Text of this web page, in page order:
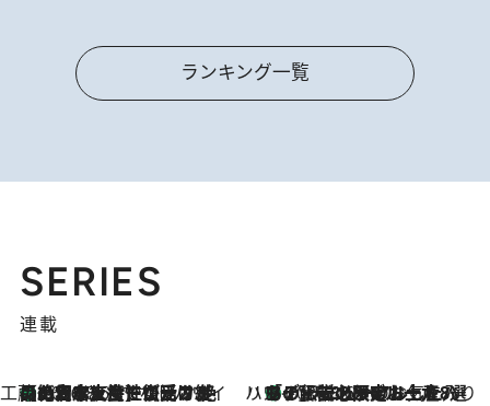
ランキング一覧
SERIES
連載
工藤まやのおもてなしハワイ
2026.8.6
【ハワイ土産】ローカルの絶大な支持で復活！ 絶品の幻クッキー《元ファンの日本人女性が受け継いだ名店》 ハワイ賢者 リサのお気に入りリスト2026.8.6
あの伝説の限定トートも！ リニューアルした「ディーン＆デルーカ ハワイ」で必須のお土産8選